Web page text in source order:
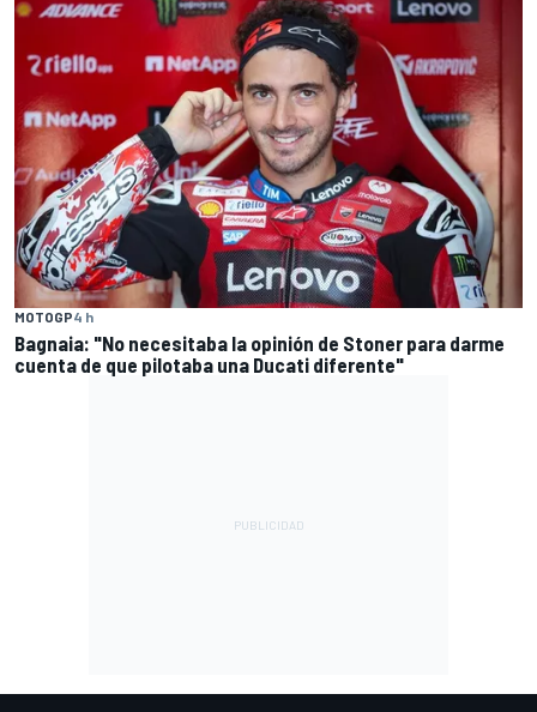
MOTOGP4 h
Bagnaia: "No necesitaba la opinión de Stoner para darme
cuenta de que pilotaba una Ducati diferente"